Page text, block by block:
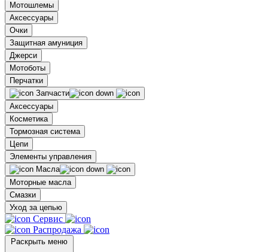
Мотошлемы
Аксессуары
Очки
Защитная амуниция
Джерси
Мотоботы
Перчатки
Запчасти
Аксессуары
Косметика
Тормозная система
Цепи
Элементы управления
Масла
Моторные масла
Смазки
Уход за цепью
Сервис
Распродажа